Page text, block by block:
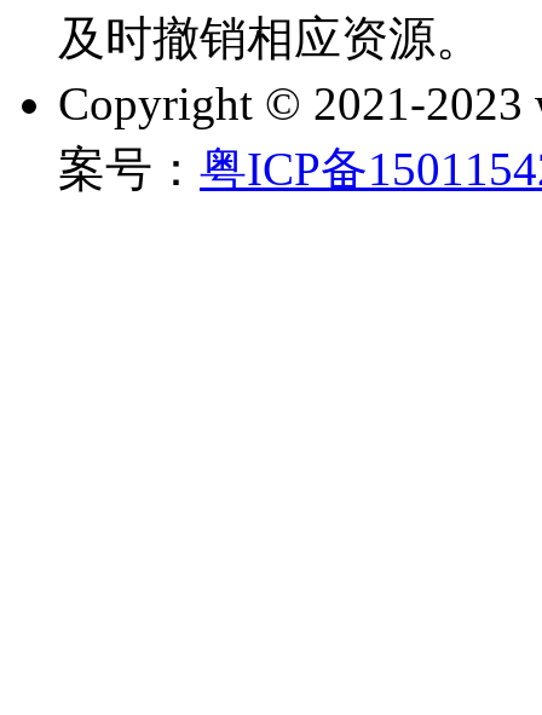
及时撤销相应资源。
Copyright © 2021-2023
案号： 粤ICP备